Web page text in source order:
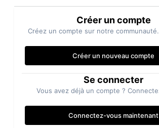
Créer un compte
Créez un compte sur notre communauté.
Créer un nouveau compte
Se connecter
Vous avez déjà un compte ?
Connectez-vous maintenant